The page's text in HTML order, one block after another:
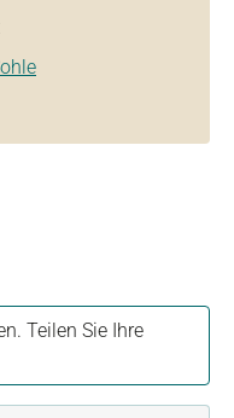
Teilen Sie Ihre